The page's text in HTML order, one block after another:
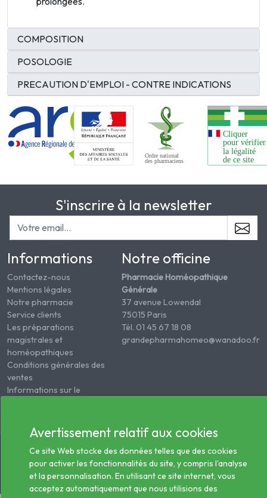
COMPOSITION
POSOLOGIE
PRECAUTION D'EMPLOI - CONTRE INDICATIONS
S'inscrire à la newsletter
Informations
Contactez-nous
Mentions légales
Notre pharmacie
Service clients
Les préparations
magistrales et
homéopathiques
Conditions générales des
ventes
Informations sur le
Notre officine
Pharmacie Homéopathique
Générale
37 avenue Lowendal
75015 Paris
Tél. 01 45 67 18 08
grandepharmahomeo@wanadoo.fr
Générale
Avertissement relatif aux cookies
Ce site Web stocke des données telles que des cookies
pour activer les fonctionnalités du site, y compris l'analyse
et la personnalisation. En utilisant ce site internet, vous
acceptez automatiquement que nous utilisions des